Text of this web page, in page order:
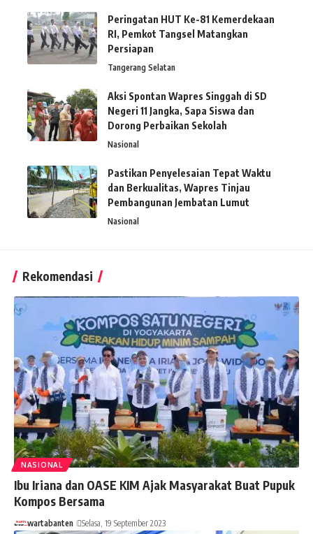
Peringatan HUT Ke-81 Kemerdekaan
RI, Pemkot Tangsel Matangkan
Persiapan
Tangerang Selatan
Aksi Spontan Wapres Singgah di SD
Negeri 11 Jangka, Sapa Siswa dan
Dorong Perbaikan Sekolah
Nasional
Pastikan Penyelesaian Tepat Waktu
dan Berkualitas, Wapres Tinjau
Pembangunan Jembatan Lumut
Nasional
Rekomendasi
NASIONAL
Ibu Iriana dan OASE KIM Ajak Masyarakat Buat Pupuk
Kompos Bersama
wartabanten Selasa, 19 September 2023